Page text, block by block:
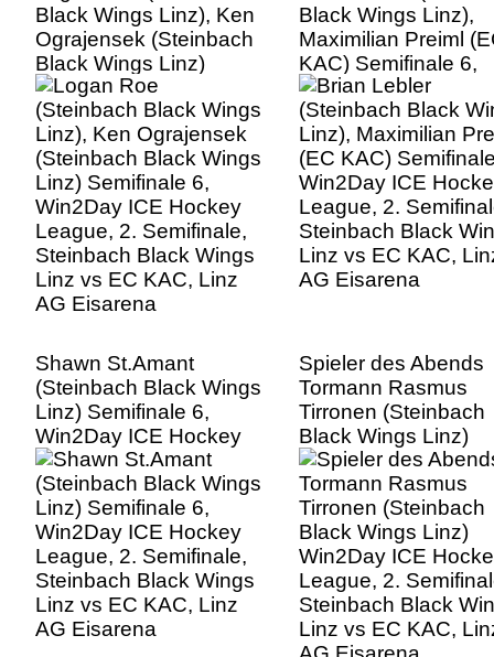
Black Wings Linz), Ken
Ograjensek (Steinbach
Black Wings Linz)
Semifinale 6, Win2Day
ICE Hockey League, 2.
Semifinale, Steinbach
Black Wings Linz vs EC
KAC, Linz AG Eisarena
Black Wings Linz),
Maximilian Preiml
KAC) Semifinale 6,
Win2Day ICE
League, 2.
Steinbach Black
Linz vs EC KAC,
AG Eisarena
Shawn St.Amant
(Steinbach Black Wings
Linz) Semifinale 6,
Win2Day ICE Hockey
League, 2. Semifinale,
Steinbach Black Wings
Linz vs EC KAC, Linz
AG Eisarena
Spieler des Abends
Tormann Rasmus
Tirronen (Steinbach
Black Wings Linz)
Win2Day ICE
League, 2.
Steinbach Black
Linz vs EC KAC,
AG Eisarena